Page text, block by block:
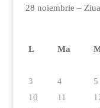
28 noiembrie –
L Ma
3
4 5
10
11